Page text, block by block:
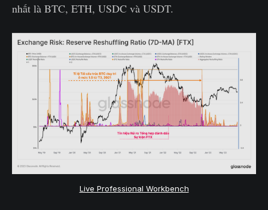
nhất là BTC, ETH, USDC và USDT.
Live Professional Workbench